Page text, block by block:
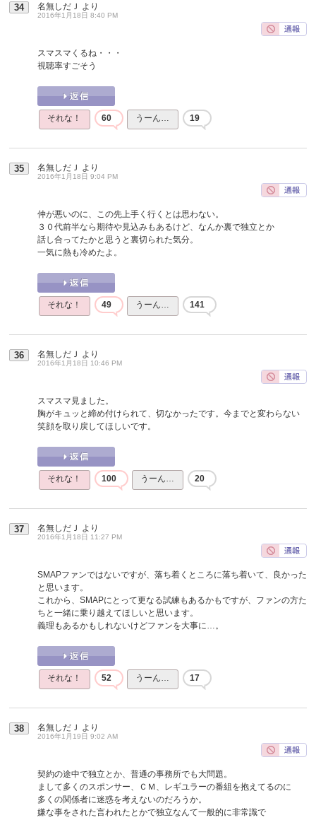
34 名無しだＪ より
2016年1月18日 8:40 PM
スマスマくるね・・・
視聴率すごそう
それな！ 60 うーん… 19
35 名無しだＪ より
2016年1月18日 9:04 PM
仲が悪いのに、この先上手く行くとは思わない。
３０代前半なら期待や見込みもあるけど、なんか裏で独立とか
話し合ってたかと思うと裏切られた気分。
一気に熱も冷めたよ。
それな！ 49 うーん… 141
36 名無しだＪ より
2016年1月18日 10:46 PM
スマスマ見ました。
胸がキュッと締め付けられて、切なかったです。今までと変わらない
笑顔を取り戻してほしいです。
それな！ 100 うーん… 20
37 名無しだＪ より
2016年1月18日 11:27 PM
SMAPファンではないですが、落ち着くところに落ち着いて、良かった
と思います。
これから、SMAPにとって更なる試練もあるかもですが、ファンの方た
ちと一緒に乗り越えてほしいと思います。
義理もあるかもしれないけどファンを大事に…。
それな！ 52 うーん… 17
38 名無しだＪ より
2016年1月19日 9:02 AM
契約の途中で独立とか、普通の事務所でも大問題。
まして多くのスポンサー、ＣＭ、レギユラーの番組を抱えてるのに
多くの関係者に迷惑を考えないのだろうか。
嫌な事をされた言われたとかで独立なんて一般的に非常識で